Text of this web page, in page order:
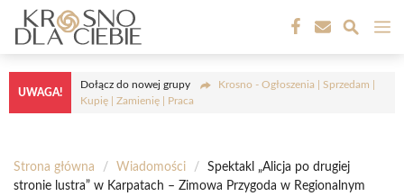
Przejdź
treści
UWAGA!
Dołącz do nowej grupy
Krosno - Ogłoszenia | Sprzedam |
Kupię | Zamienię | Praca
Strona główna / Wiadomości /
Spektakl „Alicja po drugiej
stronie lustra” w Karpatach – Zimowa Przygoda w Regionalnym